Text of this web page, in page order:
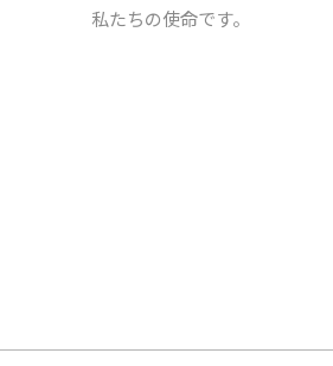
私たちの使命です。